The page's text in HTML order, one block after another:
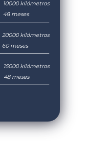
10000 kilómetros
48 meses
20000 kilómetros
60 meses
15000 kilómetros
48 meses